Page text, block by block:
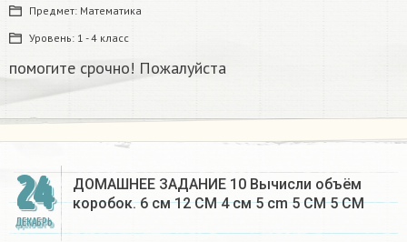
Предмет: Математика
Уровень: 1 - 4 класс
помогите срочно! Пожалуйста
24
ДЕКАБРЬ
ДОМАШНЕЕ ЗАДАНИЕ 10 Вычисли объём
коробок. 6 см 12 CM 4 см 5 cm 5 CM 5 CM​